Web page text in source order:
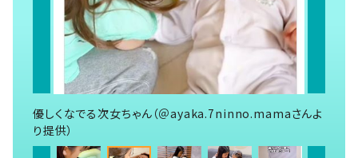
優しくなでる次女ちゃん（＠ayaka.7ninno.mamaさんよ
り提供）